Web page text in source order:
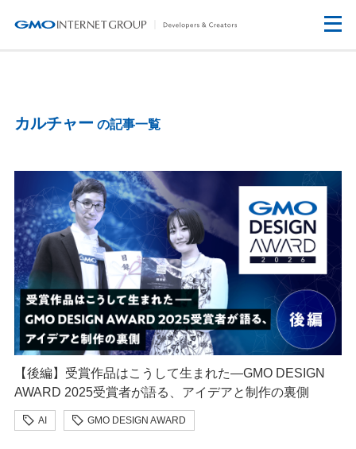
カルチャー の記事一覧
【後編】受賞作品はこうして生まれた—GMO DESIGN
AWARD 2025受賞者が語る、アイデアと制作の裏側
AI
GMO DESIGN AWARD